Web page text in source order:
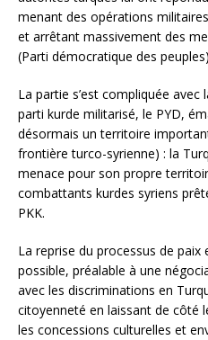
menant des opérations
et arrêtant massivement des
(Parti démocratique des
La partie s’est compliquée avec
parti kurde militarisé, le PYD,
désormais un territoire
frontière turco-syrienne) : la
menace pour son propre
combattants kurdes syriens
PKK.
La reprise du processus de
possible, préalable à une
avec les discriminations en
citoyenneté en laissant de côté
les concessions culturelles et